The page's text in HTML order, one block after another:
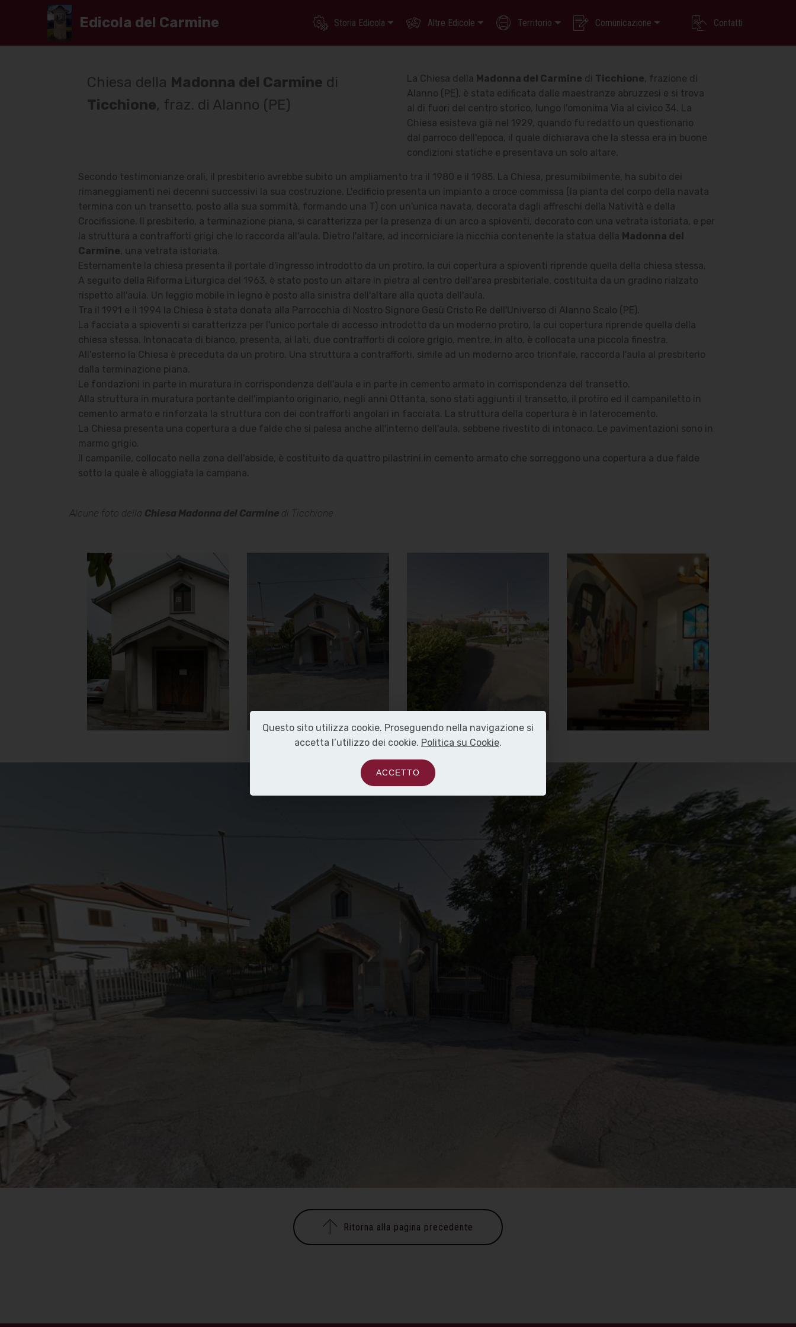
Edicola del Carmine Storia Edicola Altre Edicole Territorio Comunicazione Contatti
Chiesa della Madonna del Carmine di
Ticchione, fraz. di Alanno (PE)
La Chiesa della Madonna del Carmine di Ticchione, frazione di
Alanno (PE), è stata edificata dalle maestranze abruzzesi e si trova
al di fuori del centro storico, lungo l'omonima Via al civico 34. La
Chiesa esisteva già nel 1929, quando fu redatto un questionario
dal parroco dell'epoca, il quale dichiarava che la stessa era in buone
condizioni statiche e presentava un solo altare.
Secondo testimonianze orali, il presbiterio avrebbe subito un ampliamento tra il 1980 e il 1985. La Chiesa, presumibilmente, ha subito dei
rimaneggiamenti nei decenni successivi la sua costruzione. L'edificio presenta un impianto a croce commissa (la pianta del corpo della navata
termina con un transetto, posto alla sua sommità, formando una T) con un'unica navata, decorata dagli affreschi della Natività e della
Crocifissione. Il presbiterio, a terminazione piana, si caratterizza per la presenza di un arco a spioventi, decorato con una vetrata istoriata, e per
la struttura a contrafforti grigi che lo raccorda all'aula. Dietro l'altare, ad incorniciare la nicchia contenente la statua della Madonna del
Carmine, una vetrata istoriata.
Esternamente la chiesa presenta il portale d'ingresso introdotto da un protiro, la cui copertura a spioventi riprende quella della chiesa stessa.
A seguito della Riforma Liturgica del 1963, è stato posto un altare in pietra al centro dell'area presbiteriale, costituita da un gradino rialzato
rispetto all'aula. Un leggio mobile in legno è posto alla sinistra dell'altare alla quota dell'aula.
Tra il 1991 e il 1994 la Chiesa è stata donata alla Parrocchia di Nostro Signore Gesù Cristo Re dell'Universo di Alanno Scalo (PE).
La facciata a spioventi si caratterizza per l'unico portale di accesso introdotto da un moderno protiro, la cui copertura riprende quella della
chiesa stessa. Intonacata di bianco, presenta, ai lati, due contrafforti di colore grigio, mentre, in alto, è collocata una piccola finestra.
All'esterno la Chiesa è preceduta da un protiro. Una struttura a contrafforti, simile ad un moderno arco trionfale, raccorda l'aula al presbiterio
dalla terminazione piana.
Le fondazioni in parte in muratura in corrispondenza dell'aula e in parte in cemento armato in corrispondenza del transetto.
Alla struttura in muratura portante dell'impianto originario, negli anni Ottanta, sono stati aggiunti il transetto, il protiro ed il campaniletto in
cemento armato e rinforzata la struttura con dei contrafforti angolari in facciata. La struttura della copertura è in laterocemento.
La Chiesa presenta una copertura a due falde che si palesa anche all'interno dell'aula, sebbene rivestito di intonaco. Le pavimentazioni sono in
marmo grigio.
Il campanile, collocato nella zona dell'abside, è costituito da quattro pilastrini in cemento armato che sorreggono una copertura a due falde
sotto la quale è alloggiata la campana.
Alcune foto della Chiesa Madonna del Carmine di Ticchione
Chiesa della
Madonna del
Carmine
Facciata ingresso
]
Madonna del
Carmine
Vista di fronte
Carmine
Vista da destra
Chiesa della
Madonna del
Ritorna alla pagina precedente
Questo sito utilizza cookie. Proseguendo nella navigazione si
accetta l’utilizzo dei cookie. Politica su Cookie.
ACCETTO